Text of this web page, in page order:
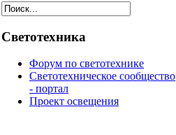
Светотехника
Форум по светотехнике
Светотехническое сообщество
- портал
Проект освещения